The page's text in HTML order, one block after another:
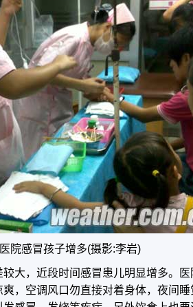
医院感冒孩子增多(摄影:李岩)
大，近段时间感冒患儿明显增多。
，空调风口勿直接对着身体，夜间睡